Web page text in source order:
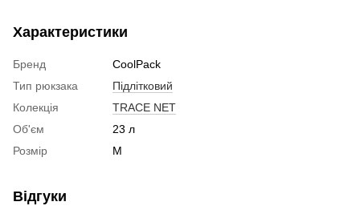
Характеристики
Бренд
CoolPack
Тип рюкзака
Підлітковий
Колекція
TRACE NET
Об'єм
23 л
Розмір
M
Відгуки